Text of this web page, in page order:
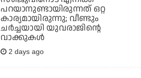
പറയാനുണ്ടായിരുന്നത് ഒറ്റ
കാര്യമായിരുന്നു; വീണ്ടും
ചര്‍ച്ചയായി യുവരാജിന്റെ
വാക്കുകള്‍
2 days ago